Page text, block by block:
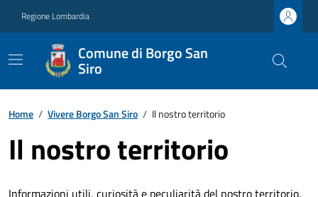
Regione Lombardia
Comune di Borgo San
Siro
Home / Vivere Borgo San Siro / Il nostro territorio
Il nostro territorio
Informazioni utili, curiosità e peculiarità del nostro territorio.